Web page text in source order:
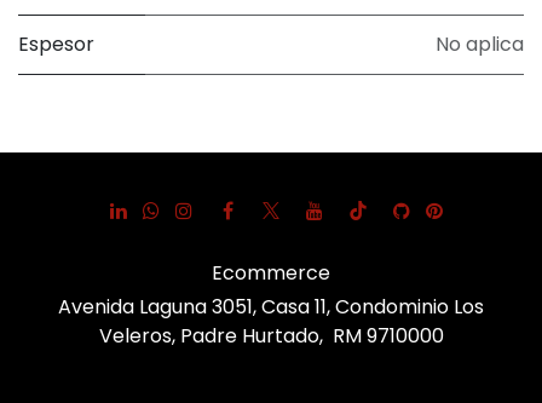
Espesor No aplica
Ecommerce
Avenida Laguna 3051, Casa 11, Condominio Los
Veleros, Padre Hurtado, RM 9710000